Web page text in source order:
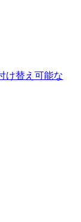
け替え可能な